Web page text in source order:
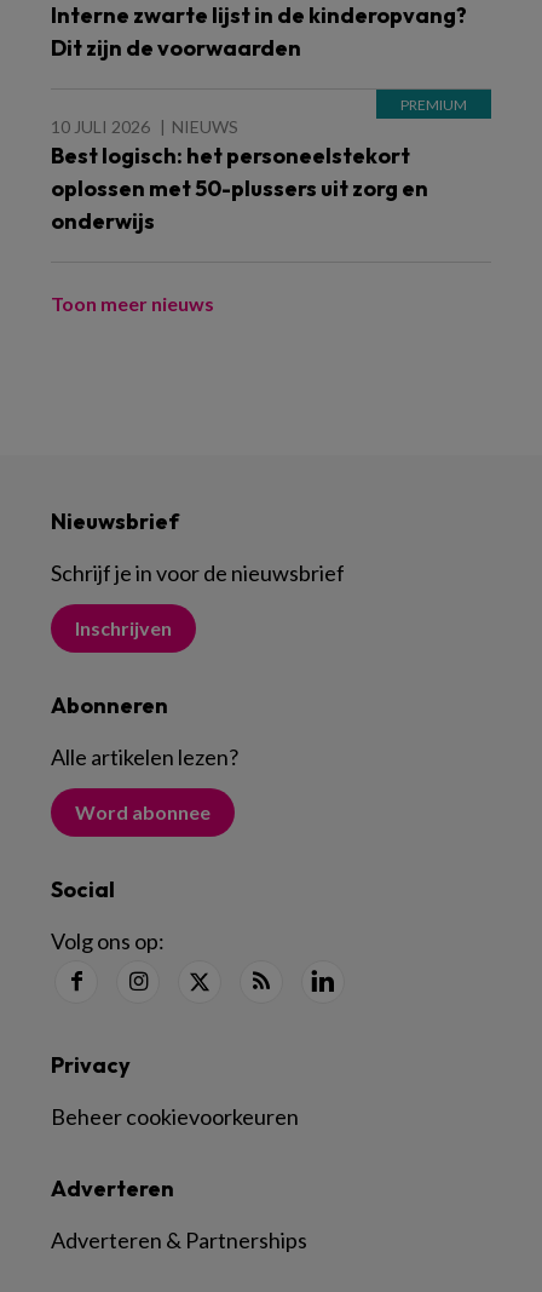
Interne zwarte lijst in de kinderopvang?
Dit zijn de voorwaarden
10 JULI 2026 NIEUWS
Best logisch: het personeelstekort
oplossen met 50-plussers uit zorg en
onderwijs
Toon meer nieuws
Nieuwsbrief
Schrijf je in voor de nieuwsbrief
Inschrijven
Abonneren
Alle artikelen lezen?
Word abonnee
Social
Volg ons op:
Adverteren
Adverteren & Partnerships
Privacy
Beheer cookievoorkeuren